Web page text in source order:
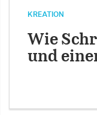
KREATION
Wie
und